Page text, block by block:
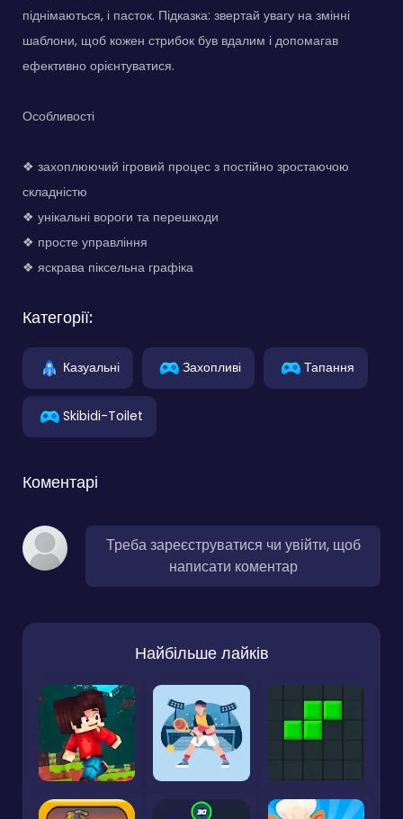
піднімаються, і пасток. Підказка: звертай увагу на змінні
шаблони, щоб кожен стрибок був вдалим і допомагав
ефективно орієнтуватися.
Особливості
❖ захоплюючий ігровий процес з постійно зростаючою
складністю
❖ унікальні вороги та перешкоди
❖ просте управління
❖ яскрава піксельна графіка
Категорії:
Казуальні Захопливі Тапання
Skibidi-Toilet
Коментарі
Треба зареєструватися чи увійти, щоб
написати коментар
Найбільше лайків